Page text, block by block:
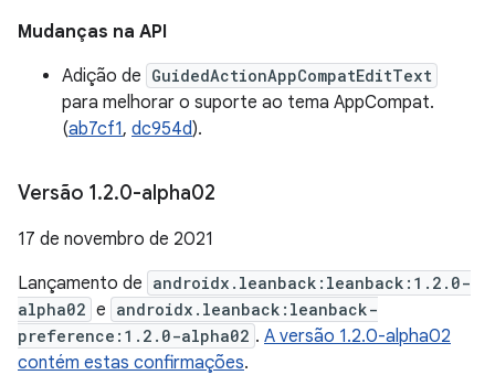
Mudanças na API
Adição de GuidedActionAppCompatEditText
para melhorar o suporte ao tema AppCompat.
(ab7cf1, dc954d).
Versão 1.2.0-alpha02
17 de novembro de 2021
Lançamento de androidx.leanback:leanback:1.2.0-
alpha02 e androidx.leanback:leanback-
preference:1.2.0-alpha02 . A versão 1.2.0-alpha02
contém estas confirmações.